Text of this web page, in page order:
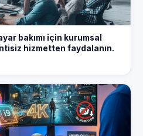
bakımı için kurumsal
hizmetten faydalanın.